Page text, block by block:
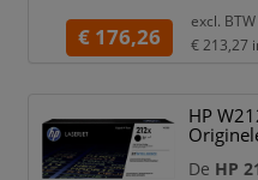
zelfs bij
prints
€ 176,26
excl.
€ 213,27
HP
De HP